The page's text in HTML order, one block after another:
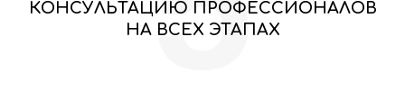
КОНСУЛЬТАЦИЮ ПРОФЕССИОНАЛОВ
НА ВСЕХ ЭТАПАХ